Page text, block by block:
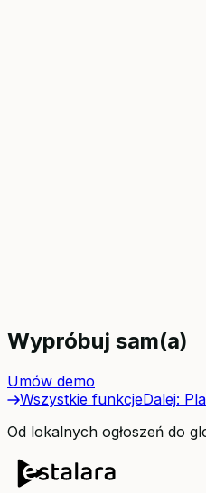
Wypróbuj sam(a)
Umów demo
Wszystkie funkcjeDalej:
Od lokalnych ogłoszeń do